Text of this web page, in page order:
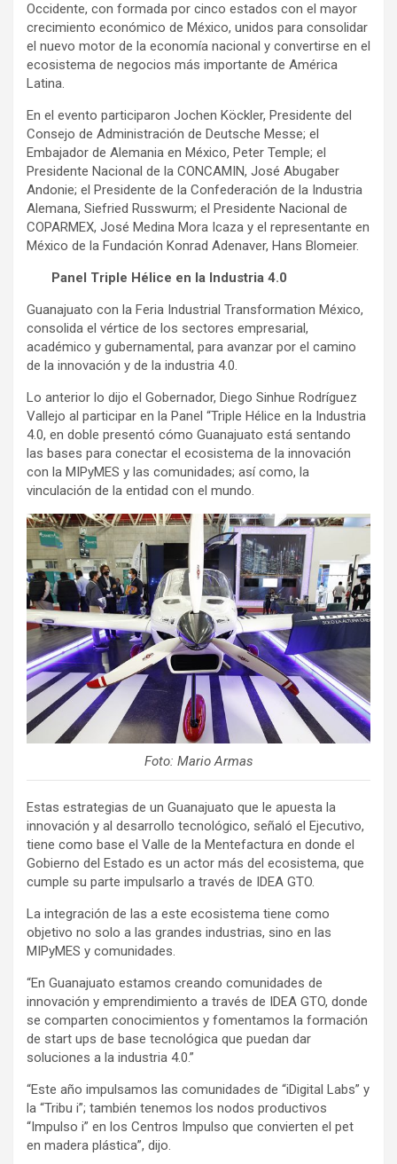
Occidente, con formada por cinco estados con el mayor
crecimiento económico de México, unidos para consolidar
el nuevo motor de la economía nacional y convertirse en el
ecosistema de negocios más importante de América
Latina.
En el evento participaron Jochen Köckler, Presidente del
Consejo de Administración de Deutsche Messe; el
Embajador de Alemania en México, Peter Temple; el
Presidente Nacional de la CONCAMIN, José Abugaber
Andonie; el Presidente de la Confederación de la Industria
Alemana, Siefried Russwurm; el Presidente Nacional de
COPARMEX, José Medina Mora Icaza y el representante en
México de la Fundación Konrad Adenaver, Hans Blomeier.
Panel Triple Hélice en la Industria 4.0
Guanajuato con la Feria Industrial Transformation México,
consolida el vértice de los sectores empresarial,
académico y gubernamental, para avanzar por el camino
de la innovación y de la industria 4.0.
Lo anterior lo dijo el Gobernador, Diego Sinhue Rodríguez
Vallejo al participar en la Panel “Triple Hélice en la Industria
4.0, en doble presentó cómo Guanajuato está sentando
las bases para conectar el ecosistema de la innovación
con la MIPyMES y las comunidades; así como, la
vinculación de la entidad con el mundo.
Foto: Mario Armas
Estas estrategias de un Guanajuato que le apuesta la
innovación y al desarrollo tecnológico, señaló el Ejecutivo,
tiene como base el Valle de la Mentefactura en donde el
Gobierno del Estado es un actor más del ecosistema, que
cumple su parte impulsarlo a través de IDEA GTO.
La integración de las a este ecosistema tiene como
objetivo no solo a las grandes industrias, sino en las
MIPyMES y comunidades.
“En Guanajuato estamos creando comunidades de
innovación y emprendimiento a través de IDEA GTO, donde
se comparten conocimientos y fomentamos la formación
de start ups de base tecnológica que puedan dar
soluciones a la industria 4.0.”
“Este año impulsamos las comunidades de “iDigital Labs” y
la “Tribu i”; también tenemos los nodos productivos
“Impulso i” en los Centros Impulso que convierten el pet
en madera plástica”, dijo.